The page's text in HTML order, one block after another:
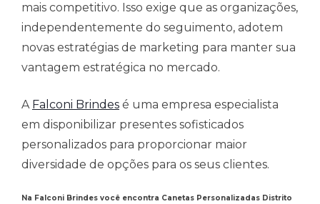
mais competitivo. Isso exige que as organizações,
independentemente do seguimento, adotem
novas estratégias de marketing para manter sua
vantagem estratégica no mercado.
A Falconi Brindes é uma empresa especialista
em disponibilizar presentes sofisticados
personalizados para proporcionar maior
diversidade de opções para os seus clientes.
Na Falconi Brindes você encontra Canetas Personalizadas Distrito